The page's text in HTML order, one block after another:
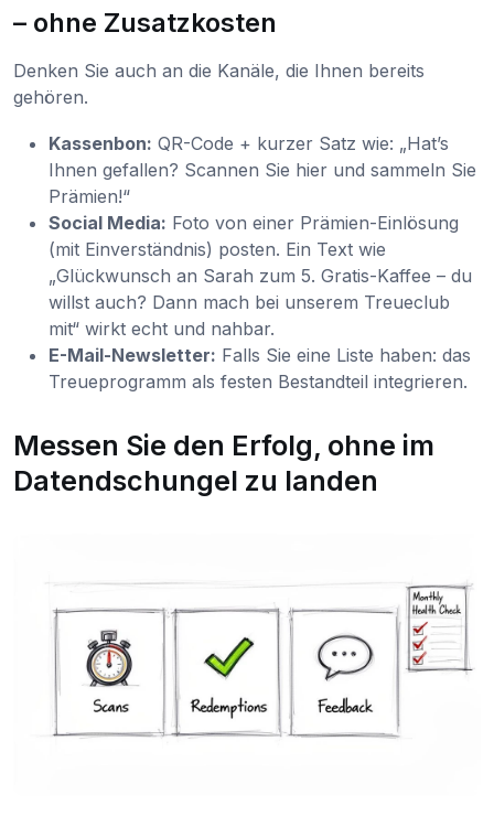
– ohne Zusatzkosten
Denken Sie auch an die Kanäle, die Ihnen bereits
gehören.
Kassenbon: QR-Code + kurzer Satz wie: „Hat’s
Ihnen gefallen? Scannen Sie hier und sammeln Sie
Prämien!“
Social Media: Foto von einer Prämien-Einlösung
(mit Einverständnis) posten. Ein Text wie
„Glückwunsch an Sarah zum 5. Gratis-Kaffee – du
willst auch? Dann mach bei unserem Treueclub
mit“ wirkt echt und nahbar.
E-Mail-Newsletter: Falls Sie eine Liste haben: das
Treueprogramm als festen Bestandteil integrieren.
Messen Sie den Erfolg, ohne im
Datendschungel zu landen